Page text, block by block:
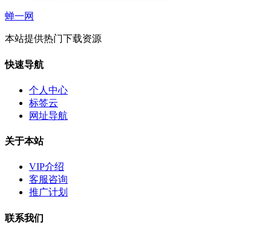
蝉一网
本站提供热门下载资源
快速导航
个人中心
标签云
网址导航
关于本站
VIP介绍
客服咨询
推广计划
联系我们